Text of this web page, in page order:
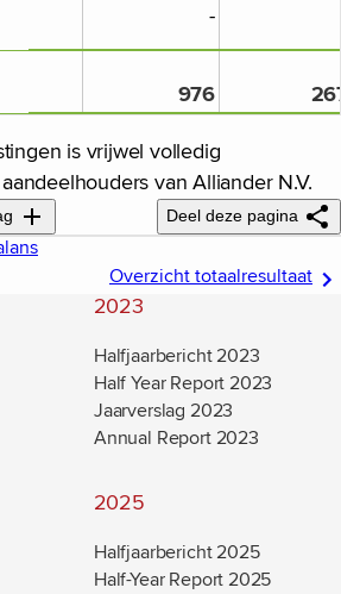
-
976
is vrijwel volledig
van Alliander N.V.
Deel deze pagina
Overzicht totaalresultaat
2023
Halfjaarbericht 2023
Half Year Report 2023
Jaarverslag 2023
Annual Report 2023
2025
Halfjaarbericht 2025
Half-Year Report 2025